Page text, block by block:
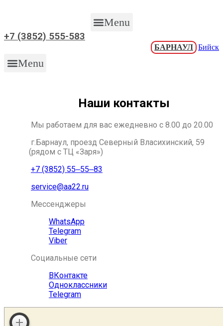
Menu
+7 (3852) 555-583
БАРНАУЛ Бийск
Menu
Наши контакты
Мы работаем для вас ежедневно с 8.00 до 20.00
г.Барнаул, проезд Северный Власихинский, 59
(рядом с ТЦ «Заря»)
+7 (3852) 55‒55‒83
service@aa22.ru
Мессенджеры
WhatsApp
Telegram
Viber
Социальные сети
ВКонтакте
Одноклассники
Telegram